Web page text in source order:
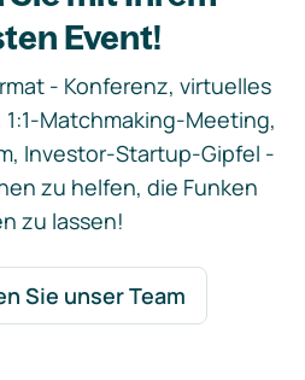
Event!
- Konferenz, virtuelles
Matchmaking-Meeting,
Investor-Startup-Gipfel -
zu helfen, die Funken
zu lassen!
Sie unser Team